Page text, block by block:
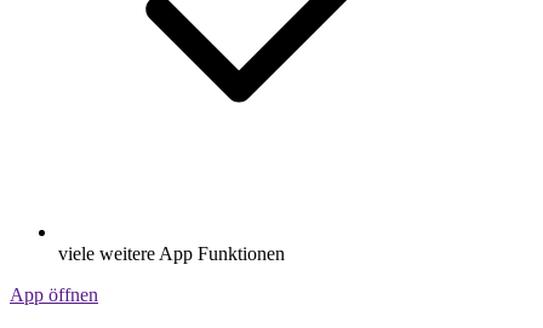
viele weitere App Funktionen
App öffnen